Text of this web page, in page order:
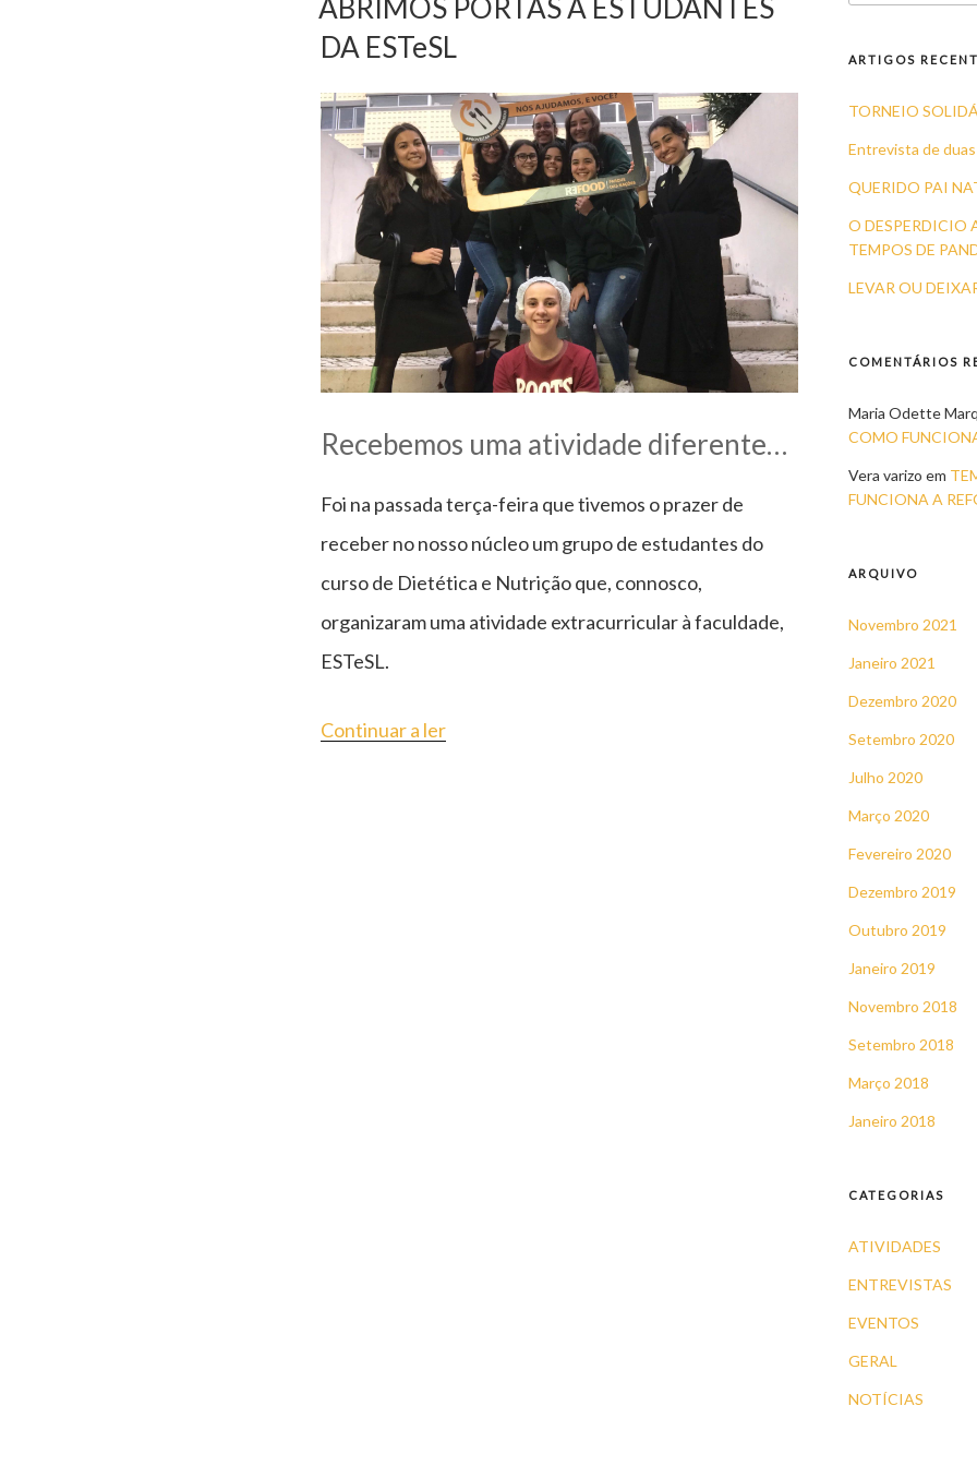
ABRIMOS PORTAS A ESTUDANTES
DA ESTeSL
Recebemos uma atividade diferente…
Foi na passada terça-feira que tivemos o prazer de
receber no nosso núcleo um grupo de estudantes do
curso de Dietética e Nutrição que, connosco,
organizaram uma atividade extracurricular à faculdade,
ESTeSL.
Continuar a ler“ABRIMOS
ARTIGOS
TORNEIO
Entrevista de duas
QUERIDO PAI
O DESPERDICIO
TEMPOS DE
LEVAR OU
COMENTÁRIOS
Maria Odette
COMO
Vera varizo em
FUNCIONA A
ARQUIVO
Novembro 2021
Janeiro 2021
Dezembro 2020
Setembro 2020
Julho 2020
Março 2020
Fevereiro 2020
Dezembro 2019
Outubro 2019
Janeiro 2019
Novembro 2018
Setembro 2018
Março 2018
Janeiro 2018
CATEGORIAS
ATIVIDADES
ENTREVISTAS
EVENTOS
GERAL
NOTÍCIAS